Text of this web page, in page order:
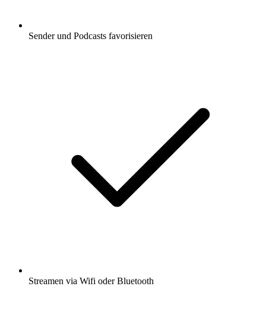
Sender und Podcasts favorisieren
Streamen via Wifi oder Bluetooth